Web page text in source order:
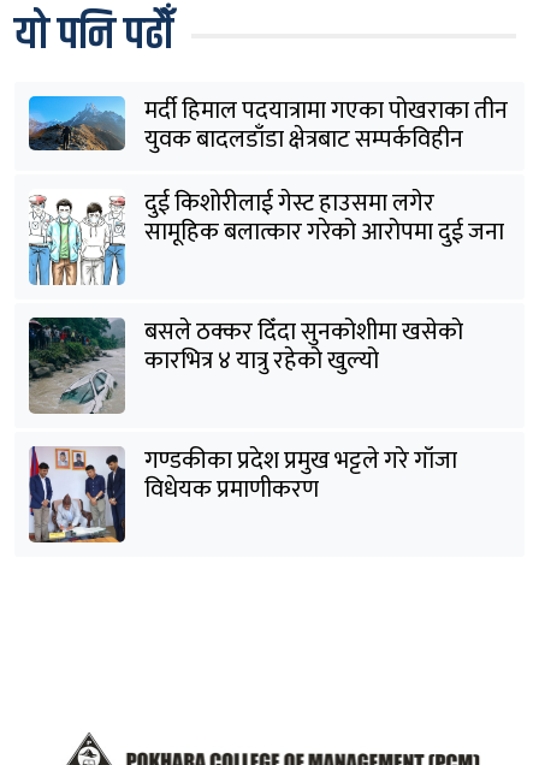
यो पनि पढौँ
मर्दी हिमाल पदयात्रामा गएका पोखराका तीन
युवक बादलडाँडा क्षेत्रबाट सम्पर्कविहीन
दुई किशोरीलाई गेस्ट हाउसमा लगेर
सामूहिक बलात्कार गरेको आरोपमा दुई जना
बसले ठक्कर दिँदा सुनकोशीमा खसेकाे
कारभित्र ४ यात्रु रहेको खुल्यो
गण्डकीका प्रदेश प्रमुख भट्टले गरे गाँजा
विधेयक प्रमाणीकरण